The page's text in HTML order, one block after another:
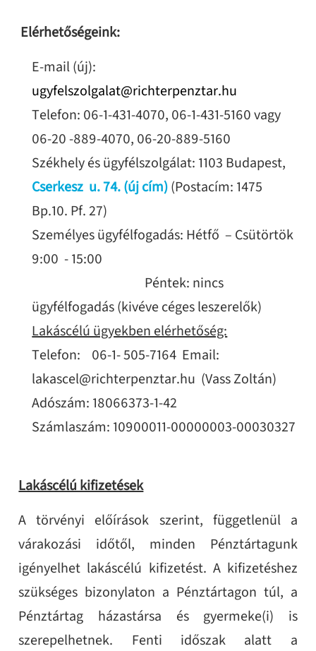
Elérhetőségeink:
E-mail (új):
ugyfelszolgalat@richterpenztar.hu
Telefon: 06-1-431-4070, 06-1-431-5160vagy
06-20 -889-4070, 06-20-889-5160
Székhely és ügyfélszolgálat: 1103 Budapest,
Cserkesz u. 74. (új cím)(Postacím: 1475
Bp.10. Pf. 27)
Személyes ügyfélfogadás: Hétfő – Csütörtök
9:00 - 15:00
Péntek: nincs
ügyfélfogadás (kivéve céges leszerelők)
Lakáscélú ügyekben elérhetőség:
Telefon: 06-1- 505-7164 Email:
lakascel@richterpenztar.hu (Vass Zoltán)
Adószám: 18066373-1-42
Számlaszám: 10900011-00000003-00030327
Lakáscélú kifizetések
A törvényi előírások szerint, függetlenül a
várakozási időtől, minden Pénztártagunk
igényelhet lakáscélú kifizetést. A kifizetéshez
szükséges bizonylaton a Pénztártagon túl, a
Pénztártag házastársa és gyermeke(i) is
szerepelhetnek. Fenti időszak alatt a